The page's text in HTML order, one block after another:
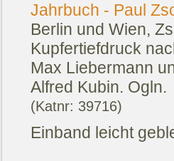
Jahrbuch - Paul
Berlin und Wien,
Kupfertiefdruck
Max Liebermann
Alfred Kubin. Ogln.
(Katnr: 39716)
Einband leicht